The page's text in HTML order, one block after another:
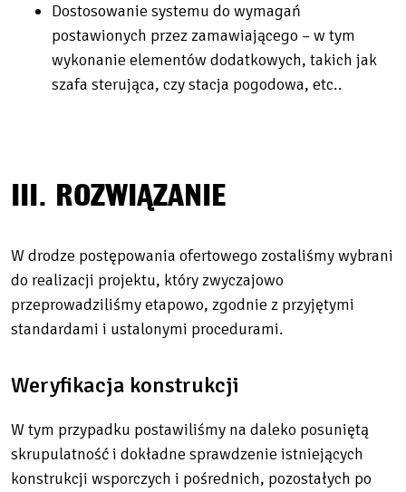
Dostosowanie systemu do wymagań
postawionych przez zamawiającego – w tym
wykonanie elementów dodatkowych, takich jak
szafa sterująca, czy stacja pogodowa, etc..
III. ROZWIĄZANIE
W drodze postępowania ofertowego zostaliśmy wybrani
do realizacji projektu, który zwyczajowo
przeprowadziliśmy etapowo, zgodnie z przyjętymi
standardami i ustalonymi procedurami.
Weryfikacja konstrukcji
W tym przypadku postawiliśmy na daleko posuniętą
skrupulatność i dokładne sprawdzenie istniejących
konstrukcji wsporczych i pośrednich, pozostałych po